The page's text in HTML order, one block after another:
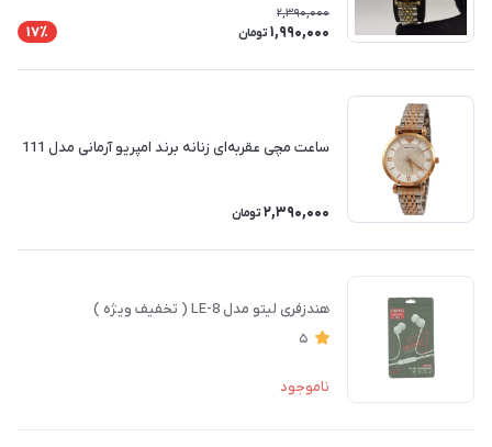
2,390,000
1,990,000 تومان 17٪
ساعت مچی عقربه‌ای زنانه برند امپریو آرمانی مدل 111
2,390,000 تومان
هندزفری لیتو مدل LE-8 ( تخفیف ویژه )
5
ناموجود